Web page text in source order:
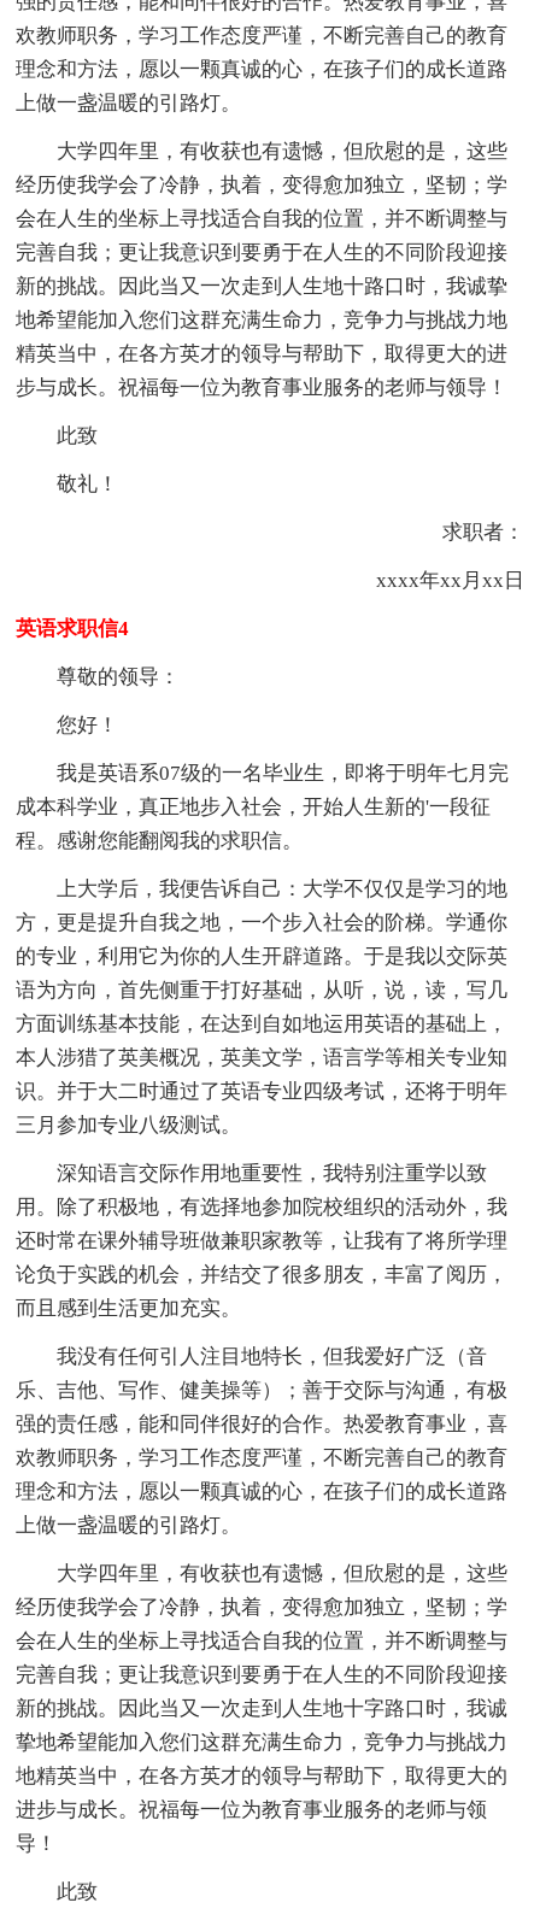
欢教师职务，学习工作态度严谨，不断完善自己的教育
理念和方法，愿以一颗真诚的心，在孩子们的成长道路
上做一盏温暖的引路灯。
大学四年里，有收获也有遗憾，但欣慰的是，这些
经历使我学会了冷静，执着，变得愈加独立，坚韧；学
会在人生的坐标上寻找适合自我的位置，并不断调整与
完善自我；更让我意识到要勇于在人生的不同阶段迎接
新的挑战。因此当又一次走到人生地十路口时，我诚挚
地希望能加入您们这群充满生命力，竞争力与挑战力地
精英当中，在各方英才的领导与帮助下，取得更大的进
步与成长。祝福每一位为教育事业服务的老师与领导！
此致
敬礼！
求职者：
xxxx年xx月xx日
英语求职信4
尊敬的领导：
您好！
我是英语系07级的一名毕业生，即将于明年七月完
成本科学业，真正地步入社会，开始人生新的'一段征
程。感谢您能翻阅我的求职信。
上大学后，我便告诉自己：大学不仅仅是学习的地
方，更是提升自我之地，一个步入社会的阶梯。学通你
的专业，利用它为你的人生开辟道路。于是我以交际英
语为方向，首先侧重于打好基础，从听，说，读，写几
方面训练基本技能，在达到自如地运用英语的基础上，
本人涉猎了英美概况，英美文学，语言学等相关专业知
识。并于大二时通过了英语专业四级考试，还将于明年
三月参加专业八级测试。
深知语言交际作用地重要性，我特别注重学以致
用。除了积极地，有选择地参加院校组织的活动外，我
还时常在课外辅导班做兼职家教等，让我有了将所学理
论负于实践的机会，并结交了很多朋友，丰富了阅历，
而且感到生活更加充实。
我没有任何引人注目地特长，但我爱好广泛（音
乐、吉他、写作、健美操等）；善于交际与沟通，有极
强的责任感，能和同伴很好的合作。热爱教育事业，喜
欢教师职务，学习工作态度严谨，不断完善自己的教育
理念和方法，愿以一颗真诚的心，在孩子们的成长道路
上做一盏温暖的引路灯。
大学四年里，有收获也有遗憾，但欣慰的是，这些
经历使我学会了冷静，执着，变得愈加独立，坚韧；学
会在人生的坐标上寻找适合自我的位置，并不断调整与
完善自我；更让我意识到要勇于在人生的不同阶段迎接
新的挑战。因此当又一次走到人生地十字路口时，我诚
挚地希望能加入您们这群充满生命力，竞争力与挑战力
地精英当中，在各方英才的领导与帮助下，取得更大的
进步与成长。祝福每一位为教育事业服务的老师与领
导！
此致